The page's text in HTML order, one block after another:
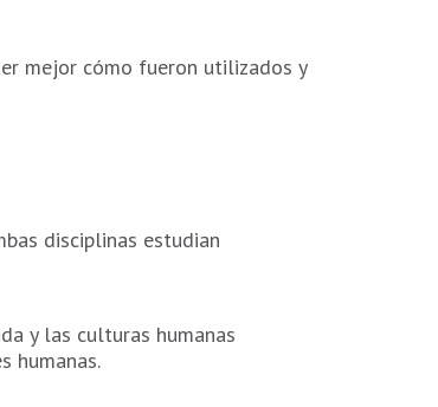
mejor cómo fueron utilizados y
disciplinas estudian
y las culturas humanas
humanas.